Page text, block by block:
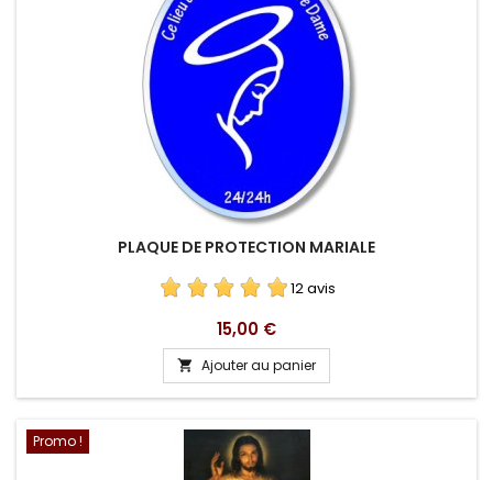
PLAQUE DE PROTECTION MARIALE
12 avis
Prix
15,00 €
 Ajouter au panier
Promo !